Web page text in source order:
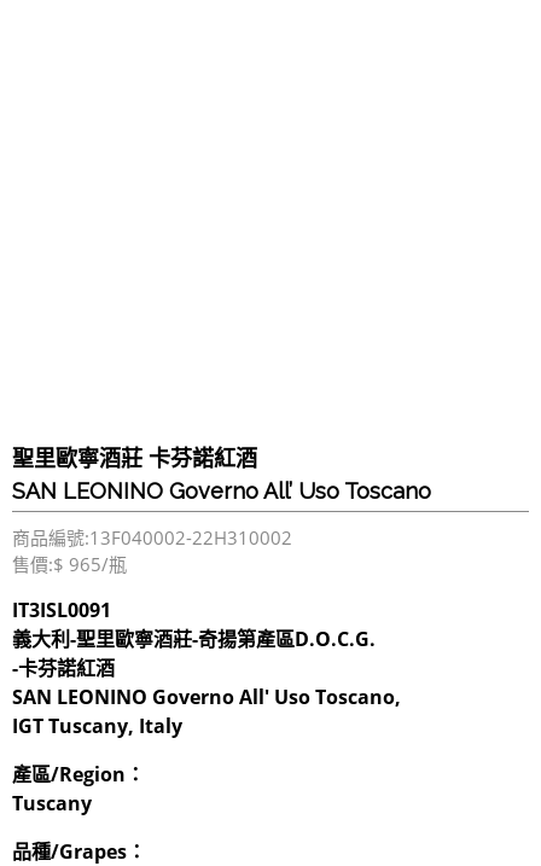
聖里歐寧酒莊 卡芬諾紅酒
SAN LEONINO Governo All’ Uso Toscano
商品編號:13F040002-22H310002
售價:$ 965/瓶
IT3ISL0091
義大利-聖里歐寧酒莊-奇揚第產區D.O.C.G.
-卡芬諾紅酒
SAN LEONINO Governo All' Uso Toscano,
IGT Tuscany, Italy
產區/Region：
Tuscany
品種/Grapes：